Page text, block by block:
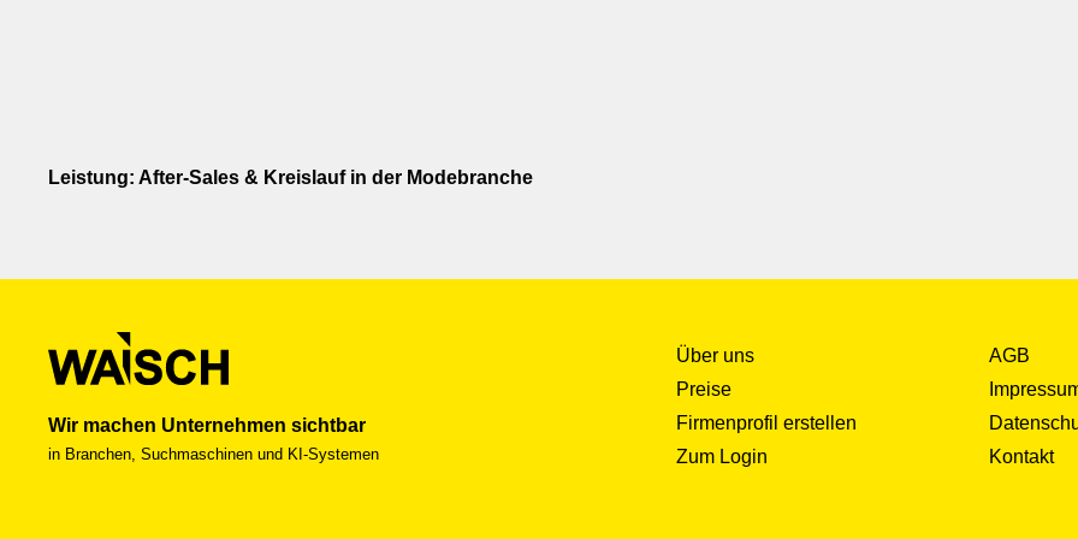
Leistung: After-Sales & Kreislauf in der Modebranche
Wir machen Unternehmen sichtbar
in Branchen, Suchmaschinen und KI-Systemen
Über uns
Preise
Firmenprofil erstellen
Zum Login
AGB
Kontakt